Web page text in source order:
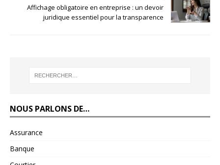
Affichage obligatoire en entreprise : un devoir
juridique essentiel pour la transparence
NOUS PARLONS DE…
Assurance
Banque